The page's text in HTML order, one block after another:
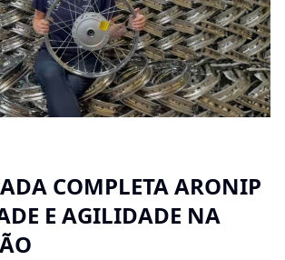
COMPLETA ARONIP
E AGILIDADE NA